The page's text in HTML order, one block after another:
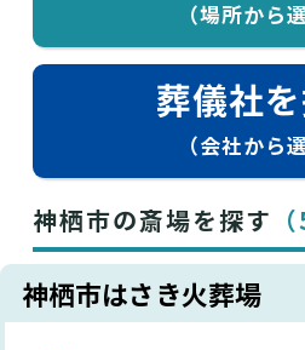
（場所から
葬儀社
（会社から
神栖市の斎場を探す
神栖市はさき火葬場